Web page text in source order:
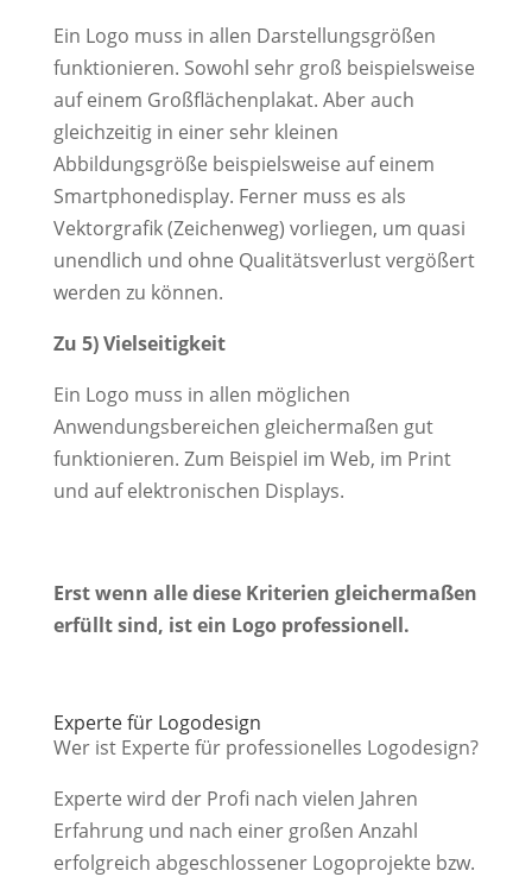
Ein Logo muss in allen Darstellungsgrößen
funktionieren. Sowohl sehr groß beispielsweise
auf einem Großflächenplakat. Aber auch
gleichzeitig in einer sehr kleinen
Abbildungsgröße beispielsweise auf einem
Smartphonedisplay. Ferner muss es als
Vektorgrafik (Zeichenweg) vorliegen, um quasi
unendlich und ohne Qualitätsverlust vergößert
werden zu können.
Zu 5) Vielseitigkeit
Ein Logo muss in allen möglichen
Anwendungsbereichen gleichermaßen gut
funktionieren. Zum Beispiel im Web, im Print
und auf elektronischen Displays.
Erst wenn alle diese Kriterien gleichermaßen
erfüllt sind, ist ein Logo professionell.
Experte für Logodesign
Wer ist Experte für professionelles Logodesign?
Experte wird der Profi nach vielen Jahren
Erfahrung und nach einer großen Anzahl
erfolgreich abgeschlossener Logoprojekte bzw.